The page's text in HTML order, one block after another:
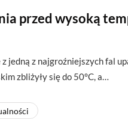
przed wysoką
jedną z najgroźniejszych fal
zbliżyły się do 50°C, a…